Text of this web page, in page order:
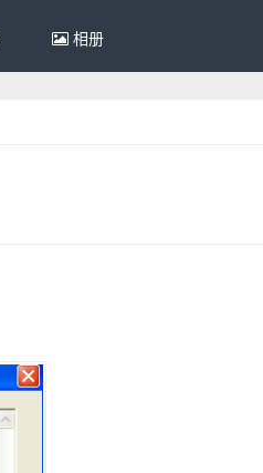
相册